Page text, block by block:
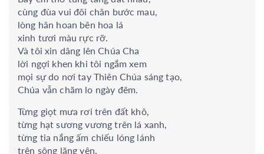
cùng đùa vui đôi chân bước mau,
lòng hân hoan bên hoa lá
xinh tươi màu rực rỡ.
Và tôi xin dâng lên Chúa Cha
lời ngợi khen khi tôi ngắm xem
mọi sự do nơi tay Thiên Chúa sáng tạo,
Chúa vẫn chăm lo ngày đêm.
Từng giọt mưa rơi trên đất khô,
từng hạt sương vương trên lá xanh,
từng tia nắng ấm chiếu lóng lánh
trên sông lặng yên.